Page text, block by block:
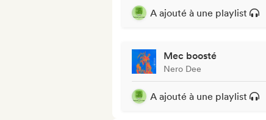
A ajouté à une playlist
Mec boosté
Nero Dee
A ajouté à une playlist